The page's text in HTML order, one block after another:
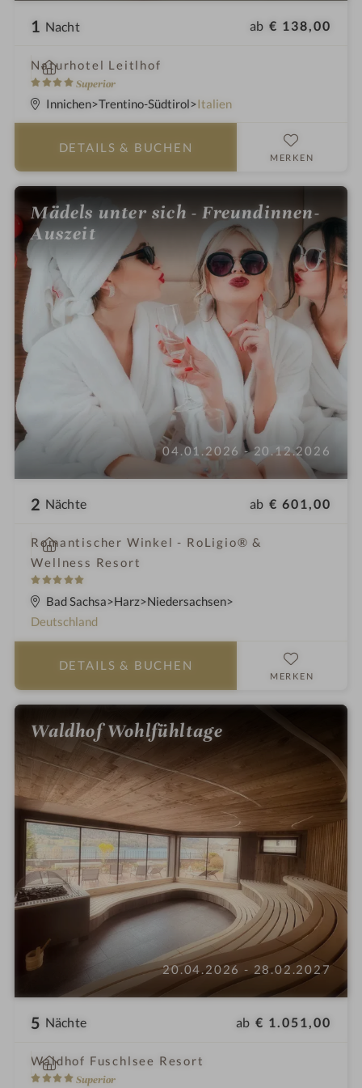
1 Nacht ab € 138,00
Naturhotel Leitlhof
4
S
t
n
Superior
i
n
Innichen Trentino-Südtirol Italien
DETAILS & BUCHEN
MERKEN
Mädels unter sich - Freundinnen-
Auszeit
04.01.2026 - 20.12.2026
2 Nächte ab € 601,00
Romantischer Winkel - RoLigio® &
Wellness Resort
5
S
t
e
i
n
Bad Sachsa Harz Niedersachsen
Deutschland
DETAILS & BUCHEN
MERKEN
Waldhof Wohlfühltage
20.04.2026 - 28.02.2027
5 Nächte ab € 1.051,00
Waldhof Fuschlsee Resort
4
Superior
i
n